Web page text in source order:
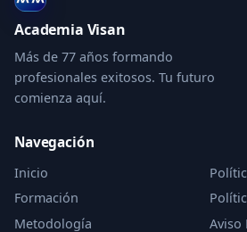
Academia Visan
Más de 77 años formando
profesionales exitosos. Tu futuro
comienza aquí.
Navegación
Inicio
Formación
Metodología
Aviso